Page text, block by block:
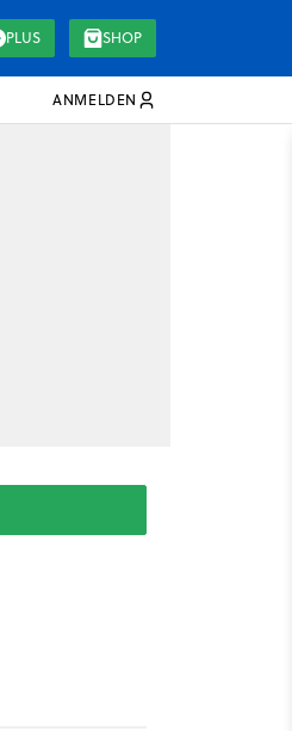
PLUS SHOP
ANMELDEN